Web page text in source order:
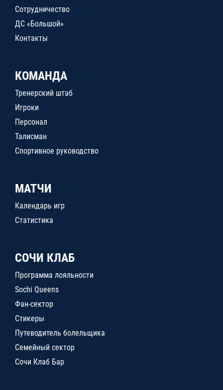
Сотрудничество
ДС «Большой»
Контакты
КОМАНДА
Тренерский штаб
Игроки
Персонал
Талисман
Спортивное руководство
МАТЧИ
Календарь игр
Статистика
СОЧИ КЛАБ
Программа лояльности
Sochi Queens
Фан-сектор
Стикеры
Путеводитель болельщика
Семейный сектор
Сочи Клаб Бар